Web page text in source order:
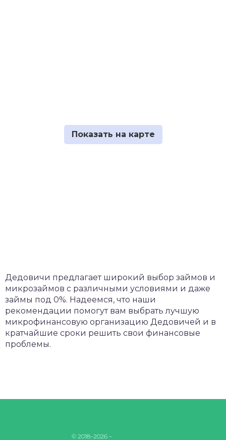
Дедовичи предлагает широкий выбор займов и
микрозаймов с различными условиями и даже
займы под 0%. Надеемся, что наши
рекомендации помогут вам выбрать лучшую
микрофинансовую организацию Дедовичей и в
кратчайшие сроки решить свои финансовые
проблемы.
© 2018–2026 –